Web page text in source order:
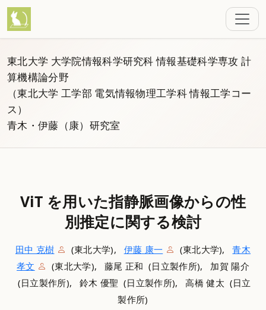
東北大学 大学院情報科学研究科 情報基礎科学専攻 計
算機構論分野
（東北大学 工学部 電気情報物理工学科 情報工学コー
ス）
青木・伊藤（康）研究室
ViT を用いた指静脈画像からの性
別推定に関する検討
田中 克樹 (東北大学), 伊藤 康一 (東北大学),青木
孝文
(東北大学), 藤尾 正和 (日立製作所), 加賀 陽介
(日立製作所), 鈴木 優聖 (日立製作所), 高橋 健太 (日立
製作所)